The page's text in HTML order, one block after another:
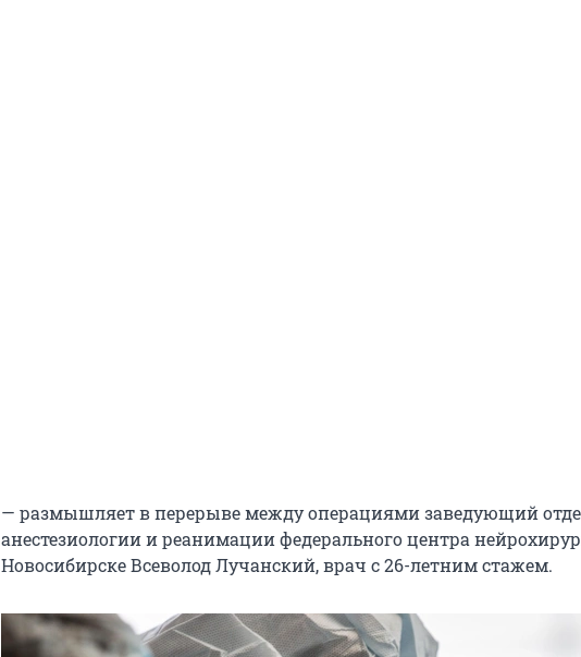
— размышляет в перерыве между операциями заведующий
анестезиологии и реанимации федерального центра
Новосибирске Всеволод Лучанский, врач с 26-летним стажем.